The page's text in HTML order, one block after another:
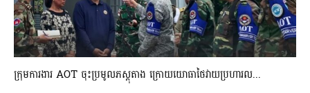
ក្រុមការងារ AOT ចុះប្រមូលភស្តុតាង ក្រោយយោធាថៃវាយប្រហារល...